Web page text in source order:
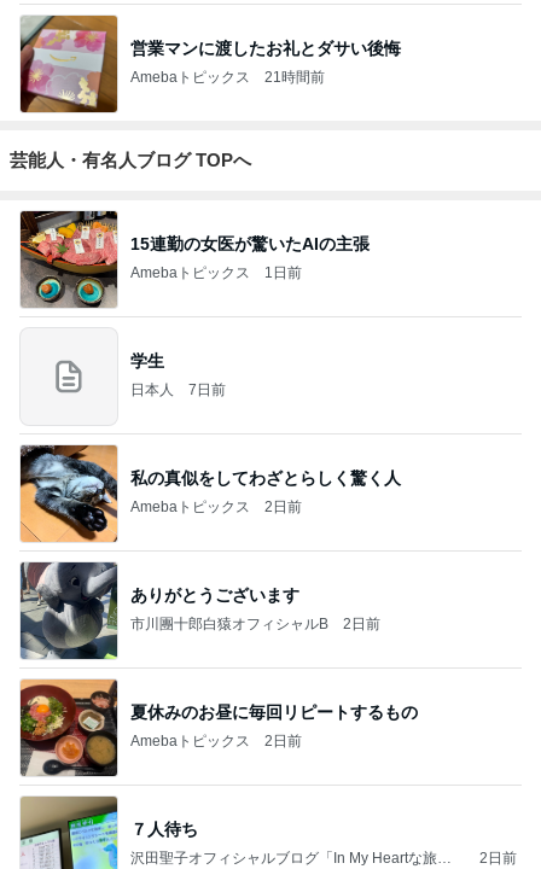
営業マンに渡したお礼とダサい後悔
Amebaトピックス 21時間前
芸能人・有名人ブログ TOPへ
15連勤の女医が驚いたAIの主張
Amebaトピックス 1日前
学生
日本人 7日前
私の真似をしてわざとらしく驚く人
Amebaトピックス 2日前
ありがとうございます
市川團十郎白猿オフィシャルB 2日前
夏休みのお昼に毎回リピートするもの
Amebaトピックス 2日前
７人待ち
沢田聖子オフィシャルブログ「In My Heartな旅日
2日前